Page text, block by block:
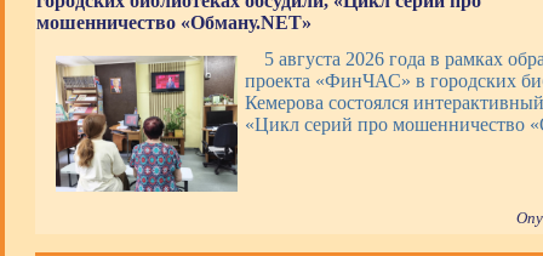
мошенничество «Обману.NET»
5 августа 2026 года в рамках
проекта «ФинЧАС» в городских
Кемерова состоялся
«Цикл серий про мошенничество